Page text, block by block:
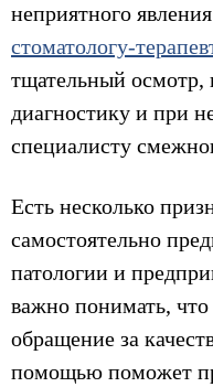
неприятного
стоматологу-
тщательный осмотр,
диагностику и при
специалисту
Есть несколько
самостоятельно
патологии и
важно понимать, что
обращение за
помощью поможет